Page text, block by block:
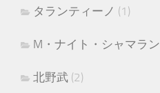
タランティーノ (1)
M・ナイト・シャマラン
北野武 (2)